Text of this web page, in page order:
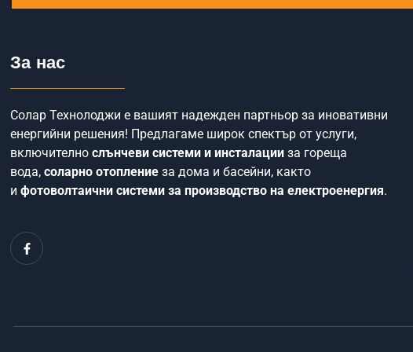
За нас
Солар Технолоджи е вашият надежден партньор за иновативни
енергийни решения! Предлагаме широк спектър от услуги,
включително слънчеви системи и инсталации за гореща
вода, соларно отопление за дома и басейни, както
и фотоволтаични системи за производство на електроенергия.
F
a
c
-